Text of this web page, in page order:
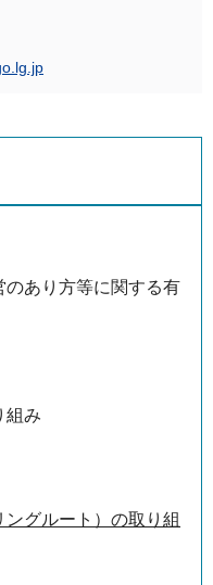
あり方等に関する有
組み
グルート）の取り組